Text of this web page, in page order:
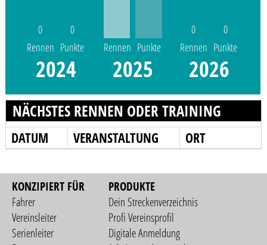
0
Rennen
0
Punkte
2024
Rennen Punkte
2025
0
Rennen
0
Punkte
2026
NÄCHSTES RENNEN ODER TRAINING
DATUM VERANSTALTUNG ORT
KONZIPIERT FÜR
Fahrer
Vereinsleiter
Serienleiter
PRODUKTE
Dein Streckenverzeichnis
Profi Vereinsprofil
Digitale Anmeldung